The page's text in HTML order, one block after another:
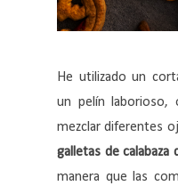
He utilizado un
un pelín laborioso,
mezclar diferentes
galletas de calabaza
manera que las